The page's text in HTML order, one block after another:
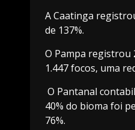
A Caatinga
de 137%.
O Pampa registrou
1.447 focos, uma
O Pantanal
40% do bioma foi
76%.